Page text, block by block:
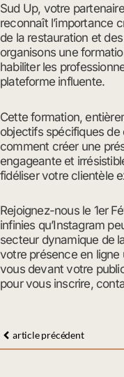
Sud Up, votre
reconnaît l’importance
de la restauration et
organisons une
habiliter les
plateforme influente.
Cette formation,
objectifs spécifiques
comment créer une
engageante et
fidéliser votre clientèle
Rejoignez-nous le 1er
infinies qu’Instagram
secteur dynamique de
votre présence en
vous devant votre
pour vous inscrire,
Précédent
article précédent